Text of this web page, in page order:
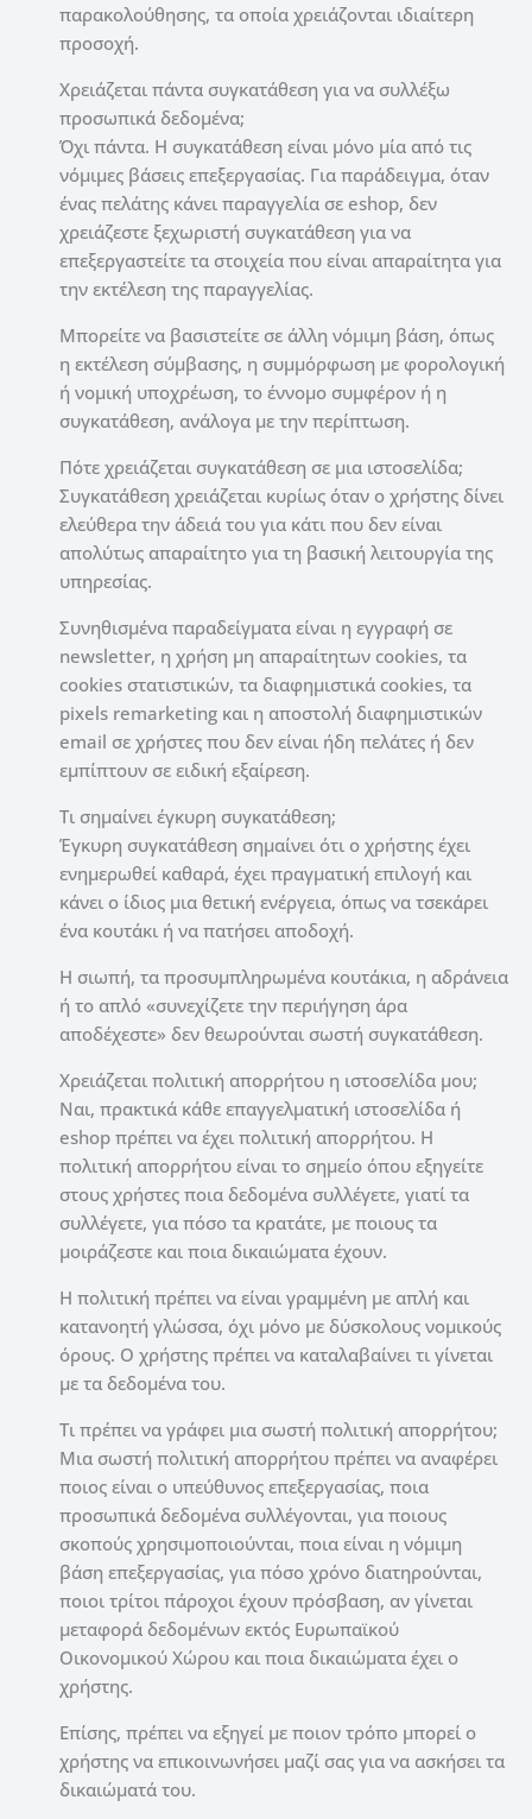
παρακολούθησης, τα οποία χρειάζονται ιδιαίτερη
προσοχή.
Χρειάζεται πάντα συγκατάθεση για να συλλέξω
προσωπικά δεδομένα;
Όχι πάντα. Η συγκατάθεση είναι μόνο μία από τις
νόμιμες βάσεις επεξεργασίας. Για παράδειγμα, όταν
ένας πελάτης κάνει παραγγελία σε eshop, δεν
χρειάζεστε ξεχωριστή συγκατάθεση για να
επεξεργαστείτε τα στοιχεία που είναι απαραίτητα για
την εκτέλεση της παραγγελίας.
Μπορείτε να βασιστείτε σε άλλη νόμιμη βάση, όπως
η εκτέλεση σύμβασης, η συμμόρφωση με φορολογική
ή νομική υποχρέωση, το έννομο συμφέρον ή η
συγκατάθεση, ανάλογα με την περίπτωση.
Πότε χρειάζεται συγκατάθεση σε μια ιστοσελίδα;
Συγκατάθεση χρειάζεται κυρίως όταν ο χρήστης δίνει
ελεύθερα την άδειά του για κάτι που δεν είναι
απολύτως απαραίτητο για τη βασική λειτουργία της
υπηρεσίας.
Συνηθισμένα παραδείγματα είναι η εγγραφή σε
newsletter, η χρήση μη απαραίτητων cookies, τα
cookies στατιστικών, τα διαφημιστικά cookies, τα
pixels remarketing και η αποστολή διαφημιστικών
email σε χρήστες που δεν είναι ήδη πελάτες ή δεν
εμπίπτουν σε ειδική εξαίρεση.
Τι σημαίνει έγκυρη συγκατάθεση;
Έγκυρη συγκατάθεση σημαίνει ότι ο χρήστης έχει
ενημερωθεί καθαρά, έχει πραγματική επιλογή και
κάνει ο ίδιος μια θετική ενέργεια, όπως να τσεκάρει
ένα κουτάκι ή να πατήσει αποδοχή.
Η σιωπή, τα προσυμπληρωμένα κουτάκια, η αδράνεια
ή το απλό «συνεχίζετε την περιήγηση άρα
αποδέχεστε» δεν θεωρούνται σωστή συγκατάθεση.
Χρειάζεται πολιτική απορρήτου η ιστοσελίδα μου;
Ναι, πρακτικά κάθε επαγγελματική ιστοσελίδα ή
eshop πρέπει να έχει πολιτική απορρήτου. Η
πολιτική απορρήτου είναι το σημείο όπου εξηγείτε
στους χρήστες ποια δεδομένα συλλέγετε, γιατί τα
συλλέγετε, για πόσο τα κρατάτε, με ποιους τα
μοιράζεστε και ποια δικαιώματα έχουν.
Η πολιτική πρέπει να είναι γραμμένη με απλή και
κατανοητή γλώσσα, όχι μόνο με δύσκολους νομικούς
όρους. Ο χρήστης πρέπει να καταλαβαίνει τι γίνεται
με τα δεδομένα του.
Τι πρέπει να γράφει μια σωστή πολιτική απορρήτου;
Μια σωστή πολιτική απορρήτου πρέπει να αναφέρει
ποιος είναι ο υπεύθυνος επεξεργασίας, ποια
προσωπικά δεδομένα συλλέγονται, για ποιους
σκοπούς χρησιμοποιούνται, ποια είναι η νόμιμη
βάση επεξεργασίας, για πόσο χρόνο διατηρούνται,
ποιοι τρίτοι πάροχοι έχουν πρόσβαση, αν γίνεται
μεταφορά δεδομένων εκτός Ευρωπαϊκού
Οικονομικού Χώρου και ποια δικαιώματα έχει ο
χρήστης.
Επίσης, πρέπει να εξηγεί με ποιον τρόπο μπορεί ο
χρήστης να επικοινωνήσει μαζί σας για να ασκήσει τα
δικαιώματά του.